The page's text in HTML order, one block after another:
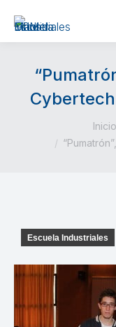
Inicio
Escuela Industriales